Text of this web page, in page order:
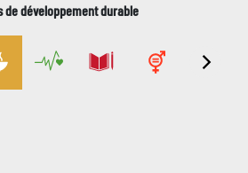
de développement durable